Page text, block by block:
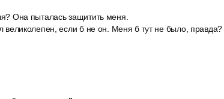
Она пыталась защитить меня.
если б не он. Меня б тут не было, правда?